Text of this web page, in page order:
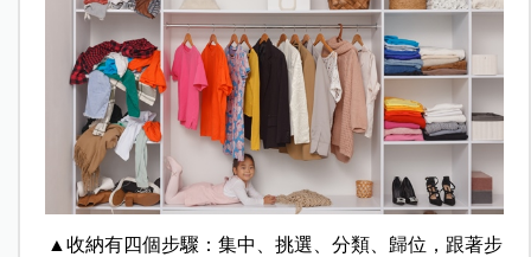
▲收納有四個步驟：集中、挑選、分類、歸位，跟著步